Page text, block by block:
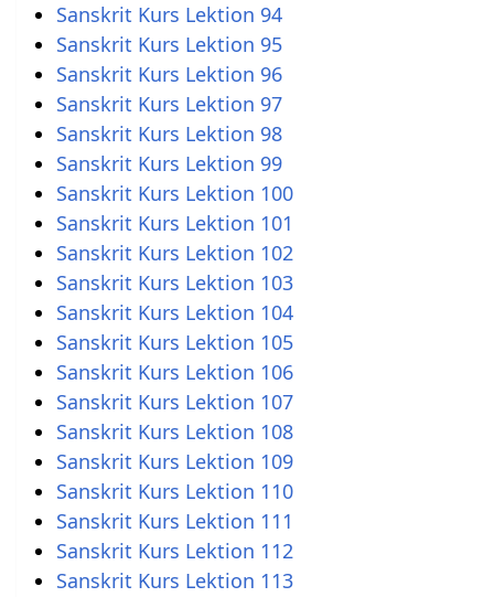
Sanskrit Kurs Lektion 94
Sanskrit Kurs Lektion 95
Sanskrit Kurs Lektion 96
Sanskrit Kurs Lektion 97
Sanskrit Kurs Lektion 98
Sanskrit Kurs Lektion 99
Sanskrit Kurs Lektion 100
Sanskrit Kurs Lektion 101
Sanskrit Kurs Lektion 102
Sanskrit Kurs Lektion 103
Sanskrit Kurs Lektion 104
Sanskrit Kurs Lektion 105
Sanskrit Kurs Lektion 106
Sanskrit Kurs Lektion 107
Sanskrit Kurs Lektion 108
Sanskrit Kurs Lektion 109
Sanskrit Kurs Lektion 110
Sanskrit Kurs Lektion 111
Sanskrit Kurs Lektion 112
Sanskrit Kurs Lektion 113